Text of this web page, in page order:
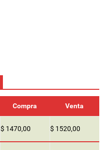
Compra Venta
$ 1470,00 $ 1520,00